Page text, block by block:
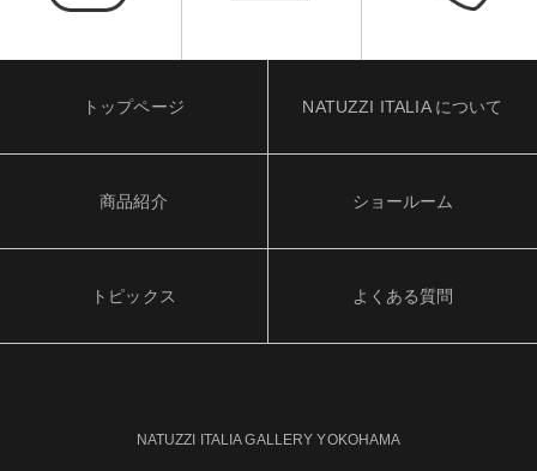
トップページ NATUZZI ITALIA について
商品紹介 ショールーム
トピックス よくある質問
NATUZZI ITALIA GALLERY YOKOHAMA